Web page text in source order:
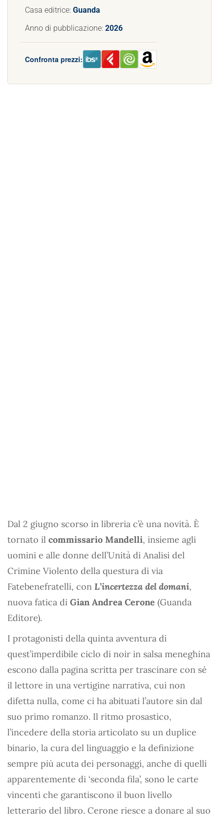
Casa editrice: Guanda
Anno di pubblicazione: 2026
Confronta prezzi:
Dal 2 giugno scorso in libreria c’è una novità. È
tornato il commissario Mandelli, insieme agli
uomini e alle donne dell’Unità di Analisi del
Crimine Violento della questura di via
Fatebenefratelli, con L’incertezza del domani,
nuova fatica di Gian Andrea Cerone (Guanda
Editore).
I protagonisti della quinta avventura di
quest’imperdibile ciclo di noir in salsa meneghina
escono dalla pagina scritta per trascinare con sé
il lettore in una vertigine narrativa, cui non
difetta nulla, come ci ha abituati l’autore sin dal
suo primo romanzo. Il ritmo prosastico,
l’incedere della storia articolato su un duplice
binario, la cura del linguaggio e la definizione
sempre più acuta dei personaggi, anche di quelli
apparentemente di ‘seconda fila’, sono le carte
vincenti che garantiscono il buon livello
letterario del libro. Cerone riesce a donare al suo